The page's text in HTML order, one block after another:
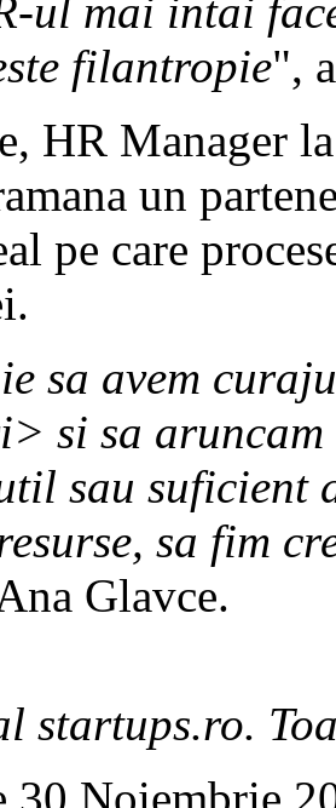
ul mai intai
filantropie",
HR Manager
un
pe care
sa avem
si sa aruncam
sau suficient
sa fim
Glavce.
startups.ro.